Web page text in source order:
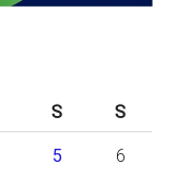
S S
5 6